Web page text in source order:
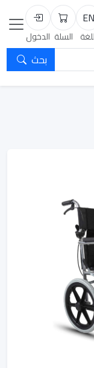
EN السلة
السلة
تسجيل
الدخول
بحث